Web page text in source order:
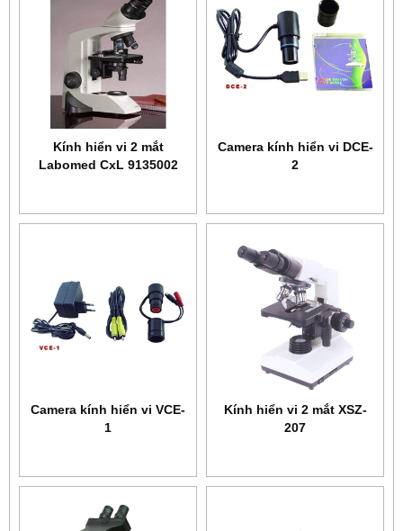
Kính hiển vi 2 mắt
Labomed CxL 9135002
Camera kính hiển vi DCE-
2
Camera kính hiển vi VCE-
1
Kính hiển vi 2 mắt XSZ-
207